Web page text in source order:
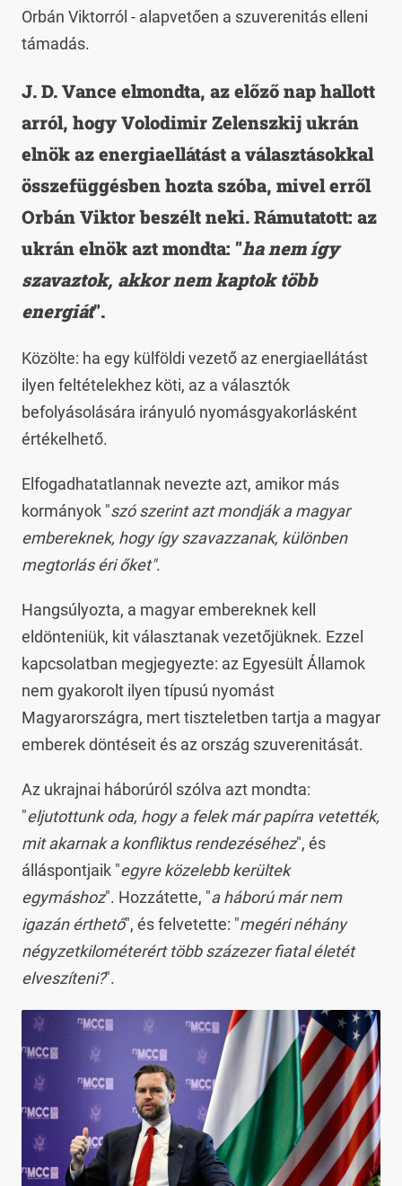
Orbán Viktorról - alapvetően a szuverenitás elleni
támadás.
J. D. Vance elmondta, az előző nap hallott
arról, hogy Volodimir Zelenszkij ukrán
elnök az energiaellátást a választásokkal
összefüggésben hozta szóba, mivel erről
Orbán Viktor beszélt neki. Rámutatott: az
ukrán elnök azt mondta: "ha nem így
szavaztok, akkor nem kaptok több
energiát".
Közölte: ha egy külföldi vezető az energiaellátást
ilyen feltételekhez köti, az a választók
befolyásolására irányuló nyomásgyakorlásként
értékelhető.
Elfogadhatatlannak nevezte azt, amikor más
kormányok "szó szerint azt mondják a magyar
embereknek, hogy így szavazzanak, különben
megtorlás éri őket".
Hangsúlyozta, a magyar embereknek kell
eldönteniük, kit választanak vezetőjüknek. Ezzel
kapcsolatban megjegyezte: az Egyesült Államok
nem gyakorolt ilyen típusú nyomást
Magyarországra, mert tiszteletben tartja a magyar
emberek döntéseit és az ország szuverenitását.
Az ukrajnai háborúról szólva azt mondta:
"eljutottunk oda, hogy a felek már papírra vetették,
mit akarnak a konfliktus rendezéséhez", és
álláspontjaik "egyre közelebb kerültek
egymáshoz". Hozzátette, "a háború már nem
igazán érthető", és felvetette: "megéri néhány
négyzetkilométerért több százezer fiatal életét
elveszíteni?".